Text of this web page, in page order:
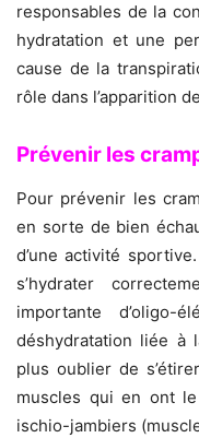
responsables de la
hydratation et une
cause de la
rôle dans l’apparition
Prévenir les
Pour prévenir les
en sorte de bien
d’une activité
s’hydrater
importante
déshydratation liée à
plus oublier de
muscles qui en ont
ischio-jambiers